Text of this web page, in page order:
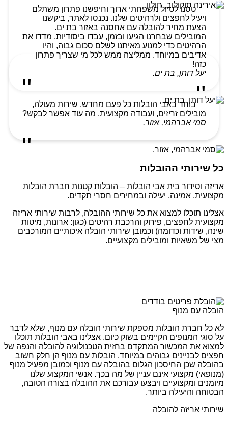
טסנו לטיול משפחתי ארוך וחיפשנו פתרון משתלם
ויעיל לחפצים ולרהיטים שלנו. נכנסו לאתר, ביקשנו
הצעת מחיר להובלה עם אחסנה באזור בת ים.
המובילים שבחרנו הגיעו ובזמן, עבדו ביסודיות, מדדו את
הרהיטים כדי למנוע מאיתנו לשלם סכום גבוה, והיו
אדיבים במיוחד. ממליצה ממש לכל מי שצריך פתרון
כזה!
יעל דותן, בת ים.
בוחר באבי הובלות כל פעם מחדש. שירות מעולה,
מובילים זריזים, ועבודה מקצועית. מה עוד אפשר לבקש?
סמי אברהמי, אזור.
כל שירותי ההובלות
אריזה וסידור בית אבי הובלות – הובלות קטנות חברת הובלות
מקצועית, אמינה, יעילה ובמחירים חסרי תקדים.
אצלינו תוכלו למצוא את כל שירותי ההובלה, לרבות שירותי אריזה
מקצועית לחפצים, פירוק והרכבת רהיטים (כגון: ארונות, מיטות
שינה, שידות וכדומה) וכמובן שירותי הובלה איכותיים המורכבים
מצי של משאיות ומובילים מקצועיים.
הובלה עם מנוף
לא כל חברת הובלות מספקת שירותי הובלה עם מנוף, שלא לדבר
על סוגי המנופים הקיימים בשוק כיום. אצלינו באבי הובלות תוכלו
למצוא את המכשור המתקדם בחזית הטכנולוגיה להובלה והנפה של
חפצים לבניינים גבוהים במיוחד. הובלות עם מנוף הן חלק חשוב
בהובלה שכן החיסכון הגלום בהובלה עם מנוף וכמובן מפעיל מנוף
(מנופאי) מקצועי אינם עניין של מה בכך. אנשי המקצוע שלנו
מיומנים ומקצועיים ויבצעו עבורכם את ההובלה בצורה הטובה,
הבטוחה והיעילה ביותר.
שירותי אריזה להובלה